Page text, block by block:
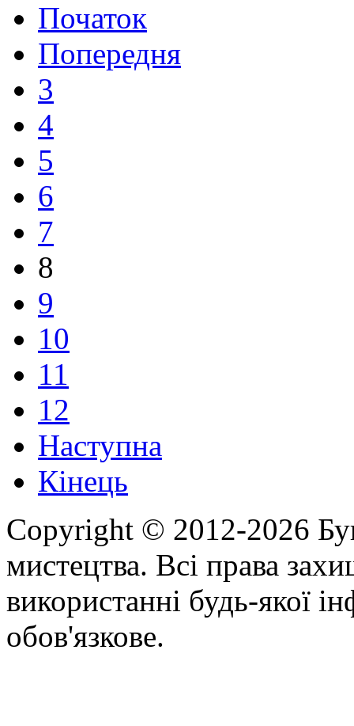
Початок
Попередня
3
4
5
6
7
8
9
10
11
12
Наступна
Кінець
Copyright © 2012-2026
мистецтва. Всі права
використанні будь-якої
обов'язкове.